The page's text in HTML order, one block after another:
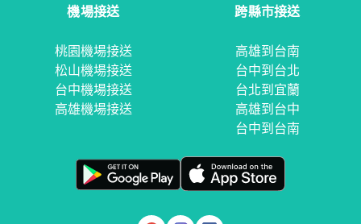
機場接送
桃園機場接送
松山機場接送
台中機場接送
高雄機場接送
跨縣市接送
高雄到台南
台中到台北
台北到宜蘭
高雄到台中
台中到台南